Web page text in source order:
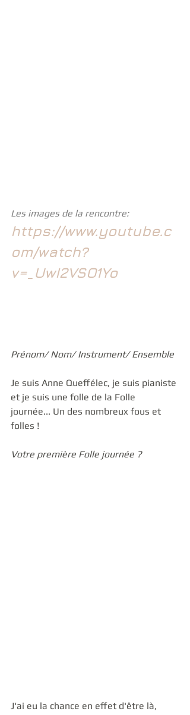
Les images de la rencontre:
https://www.youtube.c
om/watch?
v=_UwI2VSO1Yo
Prénom/ Nom/ Instrument/ Ensemble
Je suis Anne Queffélec, je suis pianiste
et je suis une folle de la Folle
journée... Un des nombreux fous et
folles !
Votre première Folle journée ?
J'ai eu la chance en effet d'être là,